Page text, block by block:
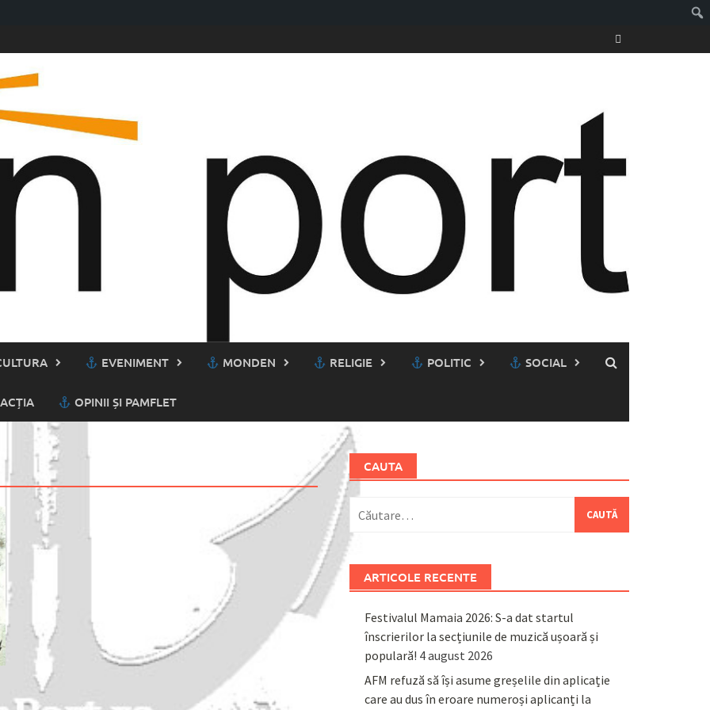
EVENIMENT MONDEN RELIGIE POLITIC SOCIAL
OPINII ȘI PAMFLET
CAUTA
după:
ARTICOLE RECENTE
Festivalul Mamaia 2026: S-a dat startul
înscrierilor la secțiunile de muzică ușoară și
populară! 4 august 2026
AFM refuză să își asume greșelile din aplicație
care au dus în eroare numeroși aplicanți la